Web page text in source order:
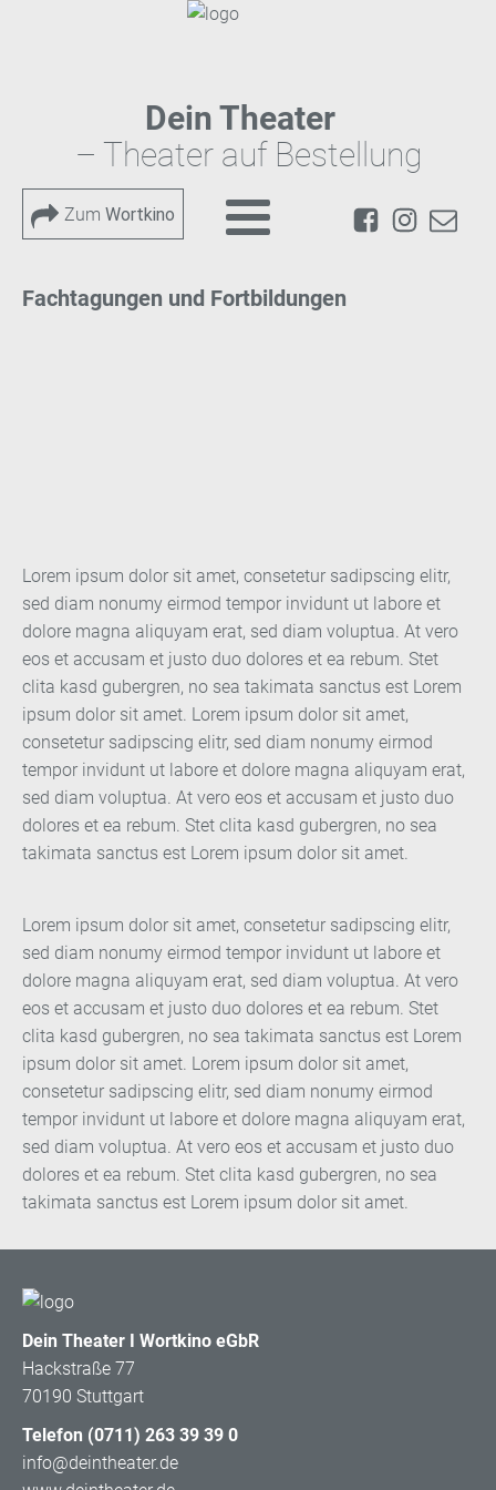
Dein Theater
– Theater auf Bestellung
Zum Wortkino
Fachtagungen und Fortbildungen
Lorem ipsum dolor sit amet, consetetur sadipscing elitr,
sed diam nonumy eirmod tempor invidunt ut labore et
dolore magna aliquyam erat, sed diam voluptua. At vero
eos et accusam et justo duo dolores et ea rebum. Stet
clita kasd gubergren, no sea takimata sanctus est Lorem
ipsum dolor sit amet. Lorem ipsum dolor sit amet,
consetetur sadipscing elitr, sed diam nonumy eirmod
tempor invidunt ut labore et dolore magna aliquyam erat,
sed diam voluptua. At vero eos et accusam et justo duo
dolores et ea rebum. Stet clita kasd gubergren, no sea
takimata sanctus est Lorem ipsum dolor sit amet.
Lorem ipsum dolor sit amet, consetetur sadipscing elitr,
sed diam nonumy eirmod tempor invidunt ut labore et
dolore magna aliquyam erat, sed diam voluptua. At vero
eos et accusam et justo duo dolores et ea rebum. Stet
clita kasd gubergren, no sea takimata sanctus est Lorem
ipsum dolor sit amet. Lorem ipsum dolor sit amet,
consetetur sadipscing elitr, sed diam nonumy eirmod
tempor invidunt ut labore et dolore magna aliquyam erat,
sed diam voluptua. At vero eos et accusam et justo duo
dolores et ea rebum. Stet clita kasd gubergren, no sea
takimata sanctus est Lorem ipsum dolor sit amet.
Dein Theater I Wortkino eGbR
Hackstraße 77
70190 Stuttgart
Telefon (0711) 263 39 39 0
info@deintheater.de